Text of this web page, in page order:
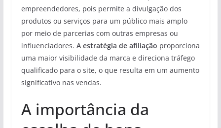
empreendedores, pois permite a divulgação dos
produtos ou serviços para um público mais amplo
por meio de parcerias com outras empresas ou
influenciadores. A estratégia de afiliação proporciona
uma maior visibilidade da marca e direciona tráfego
qualificado para o site, o que resulta em um aumento
significativo nas vendas.
A importância da